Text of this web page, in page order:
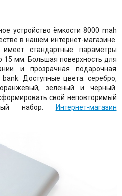
устройство ёмкости 8000 mah
в нашем интернет-магазине.
имеет стандартные параметры
15 мм. Большая поверхность для
и прозрачная подарочная
Доступные цвета: серебро,
зеленый и черный.
свой неповторимый
набор. Интернет-магазин